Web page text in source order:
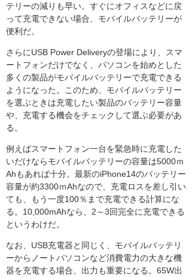
テリーの減りも早い。すぐにオフィスなどに戻
って充電できない場合、モバイルバッテリーが
便利だ。
さらにUSB Power Deliveryの登場により、スマ
ートフォンだけでなく、パソコンを始めとした
多くの製品がモバイルバッテリーで充電できる
ようになった。このため、モバイルバッテリー
を選ぶときは充電したい製品のバッテリー容量
や、充電する機会をチェックして選ぶ必要があ
る。
例えばスマートフォン一台を緊急時に充電した
いだけならモバイルバッテリーの容量は5000ｍ
Ahもあれば十分。最新のiPhone14のバッテリー
容量が約3300ｍAhなので、充電ロスを差し引い
ても、もう一度100％まで充電できる計算にな
る。10,000mAhなら、2～3回完全に充電できる
というわけだ。
なお、USB充電器と同じく、モバイルバッテリ
ーからノートパソコンなど消費電力の大きな機
器を充電する場合、出力も重要になる。65W出